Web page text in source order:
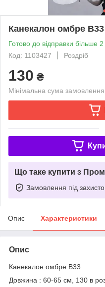
Канекалон омбре
Готово до відправки більше 2
Код: 1103427
Роздріб
130 ₴
Мінімальна сума
Що таке купити з
Замовлення під
Опис Характеристики
Опис
Канекалон омбре B33
Довжина : 60-65 см, 130 в